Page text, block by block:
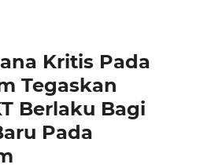
Kritis Pada
Tegaskan
Berlaku Bagi
Pada